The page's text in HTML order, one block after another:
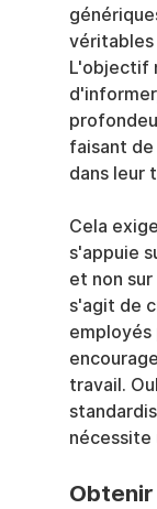
véritables
L'objectif
faisant
dans leur
Cela
s'appuie
et non
s'agit de
travail.
nécessite